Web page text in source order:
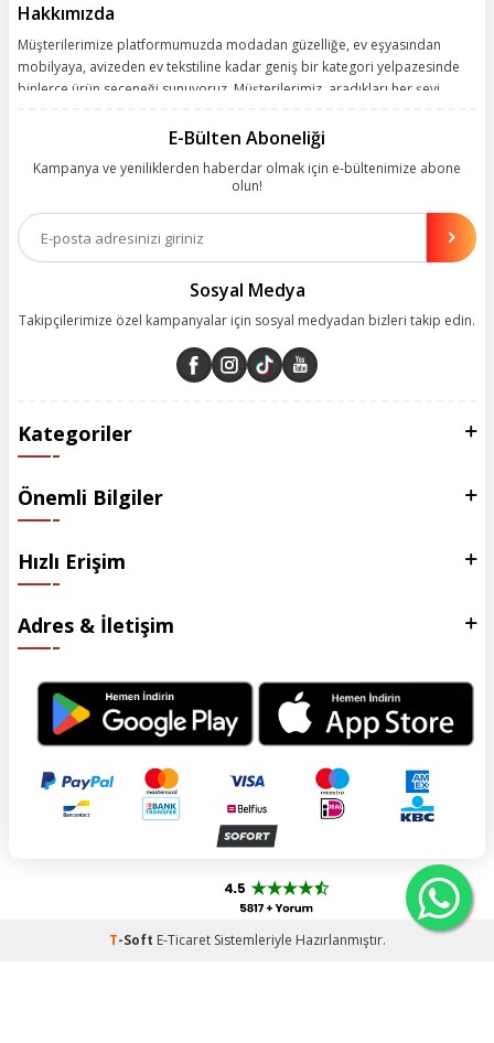
Hakkımızda
Müşterilerimize platformumuzda modadan güzelliğe, ev eşyasından
mobilyaya, avizeden ev tekstiline kadar geniş bir kategori yelpazesinde
binlerce ürün seçeneği sunuyoruz. Müşterilerimiz, aradıkları her şeyi
kolay, kusursuz ve keyifli bir alışveriş yolculuğu sunarken deneyiminize
olanakları sunuyoruz. Çalışmalarımızı müşterilerimizin memnuniyetini
esas alarak yürütüyoruz.
E-Bülten Aboneliği
Kampanya ve yeniliklerden haberdar olmak için e-bültenimize abone
olun!
Sosyal Medya
Takipçilerimize özel kampanyalar için sosyal medyadan bizleri takip edin.
Kategoriler
Önemli Bilgiler
Hızlı Erişim
Adres & İletişim
T-Soft E-TicaretSistemleriyle Hazırlanmıştır.